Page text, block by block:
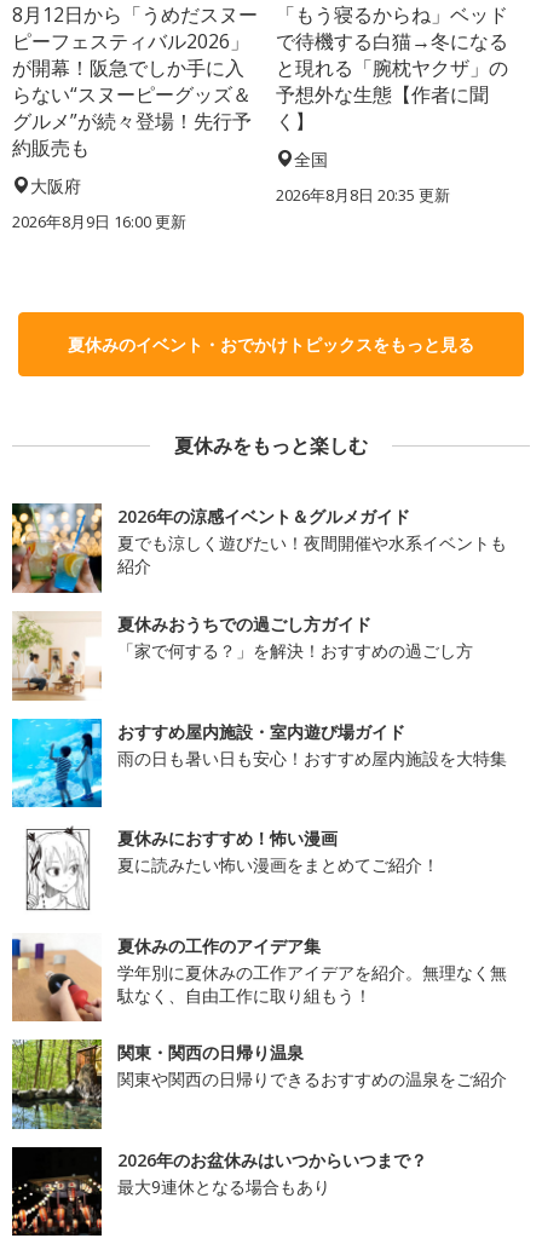
8月12日から「うめだスヌー
ピーフェスティバル2026」
が開幕！阪急でしか手に入
らない“スヌーピーグッズ＆
グルメ”が続々登場！先行予
約販売も
大阪府
2026年8月9日 16:00更新
「もう寝るからね」ベッド
で待機する白猫→冬になる
と現れる「腕枕ヤクザ」の
予想外な生態【作者に聞
く】
全国
2026年8月8日 20:35 更新
夏休みのイベント・おでかけトピックスをもっと見る
夏休みをもっと楽しむ
2026年の涼感イベント＆グルメガイド
夏でも涼しく遊びたい！夜間開催や水系イベントも
紹介
夏休みおうちでの過ごし方ガイド
「家で何する？」を解決！おすすめの過ごし方
おすすめ屋内施設・室内遊び場ガイド
雨の日も暑い日も安心！おすすめ屋内施設を大特集
夏休みにおすすめ！怖い漫画
夏に読みたい怖い漫画をまとめてご紹介！
夏休みの工作のアイデア集
学年別に夏休みの工作アイデアを紹介。無理なく無
駄なく、自由工作に取り組もう！
関東・関西の日帰り温泉
関東や関西の日帰りできるおすすめの温泉をご紹介
2026年のお盆休みはいつからいつまで？
最大9連休となる場合もあり